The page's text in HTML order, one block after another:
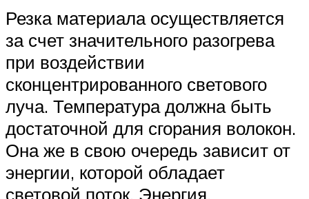
Резка материала осуществляется
за счет значительного разогрева
при воздействии
сконцентрированного светового
луча. Температура должна быть
достаточной для сгорания волокон.
Она же в свою очередь зависит от
энергии, которой обладает
световой поток. Энергия,